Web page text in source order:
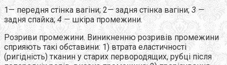
1— передня стінка вагіни; 2— задня стінка вагіни; 3 —
задня спайка; 4 — шкіра промежини.
Розриви промежини. Виникненню розривів промежини
сприяють такі обставини: 1) втрата еластичності
(ригідність) тканин у старих первородящих, рубці після